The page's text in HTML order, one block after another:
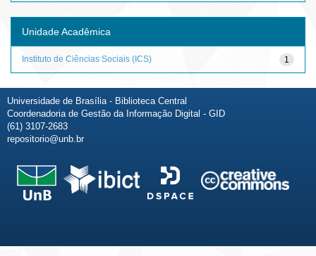
Unidade Acadêmica
1
Instituto de Ciências Sociais (ICS)
Universidade de Brasília - Biblioteca Central
Coordenadoria de Gestão da Informação Digital - GID
(61) 3107-2683
repositorio@unb.br